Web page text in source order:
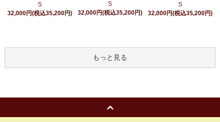
S
32,000円(税込35,200円)
S
32,000円(税込35,200円)
S
32,000円(税込35,200円)
もっと見る